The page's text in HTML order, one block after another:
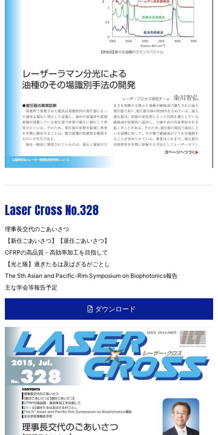
Laser Cross No.328
理事長交代のごあいさつ
【新任ごあいさつ】【退任ごあいさつ】
CFRPの高品質・高効率加工を目指して
【光と蔭】過ぎたるは及ばざるがごとし
The 5th Asian and Pacific-Rim Symposium on Biophotonics報告
主な学会等報告予定
ダウンロード